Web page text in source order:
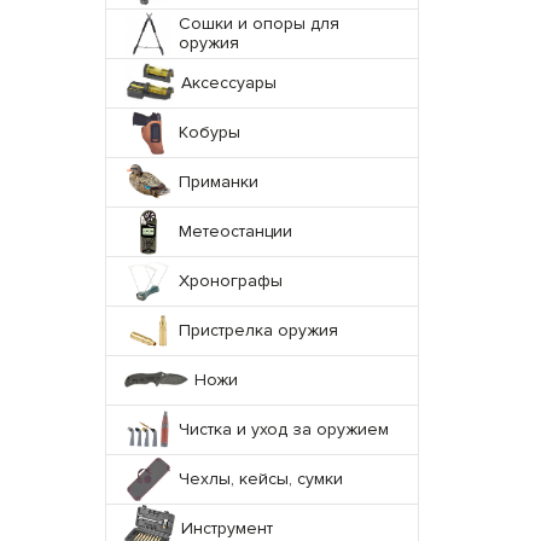
Сошки и опоры для
оружия
Аксессуары
Кобуры
Приманки
Метеостанции
Хронографы
Пристрелка оружия
Ножи
Чистка и уход за оружием
Чехлы, кейсы, сумки
Инструмент